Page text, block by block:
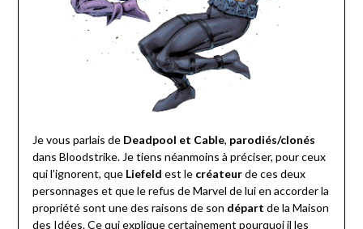
Je vous parlais de Deadpool et Cable, parodiés/clonés
dans Bloodstrike. Je tiens néanmoins à préciser, pour ceux
qui l’ignorent, que Liefeld est le créateurde ces deux
personnages et que le refus de Marvel de lui en accorder la
propriété sont une des raisons de son départ de la Maison
des Idées. Ce qui explique certainement pourquoi il les